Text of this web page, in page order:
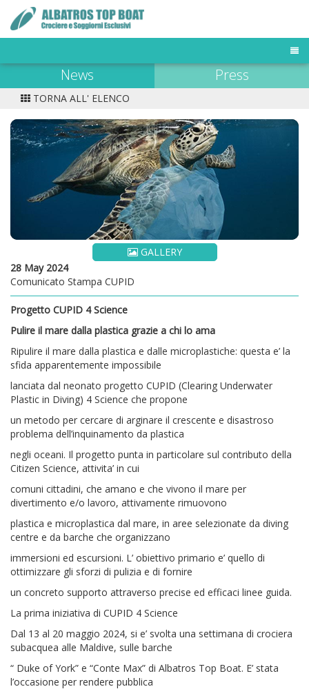
DESTINAZIONI
BUSINESS TRAVELER
NEWS & PRESS
OFFERTE E LAST MINUTE
News Press
TORNA ALL' ELENCO
GALLERY
28 May 2024
Comunicato Stampa CUPID
Progetto CUPID 4 Science
Pulire il mare dalla plastica grazie a chi lo ama
Ripulire il mare dalla plastica e dalle microplastiche: questa e’ la
sfida apparentemente impossibile
lanciata dal neonato progetto CUPID (Clearing Underwater
Plastic in Diving) 4 Science che propone
un metodo per cercare di arginare il crescente e disastroso
problema dell’inquinamento da plastica
negli oceani. Il progetto punta in particolare sul contributo della
Citizen Science, attivita’ in cui
comuni cittadini, che amano e che vivono il mare per
divertimento e/o lavoro, attivamente rimuovono
plastica e microplastica dal mare, in aree selezionate da diving
centre e da barche che organizzano
immersioni ed escursioni. L’ obiettivo primario e’ quello di
ottimizzare gli sforzi di pulizia e di fornire
un concreto supporto attraverso precise ed efficaci linee guida.
La prima iniziativa di CUPID 4 Science
Dal 13 al 20 maggio 2024, si e’ svolta una settimana di crociera
subacquea alle Maldive, sulle barche
“ Duke of York” e “Conte Max” di Albatros Top Boat. E’ stata
l’occasione per rendere pubblica